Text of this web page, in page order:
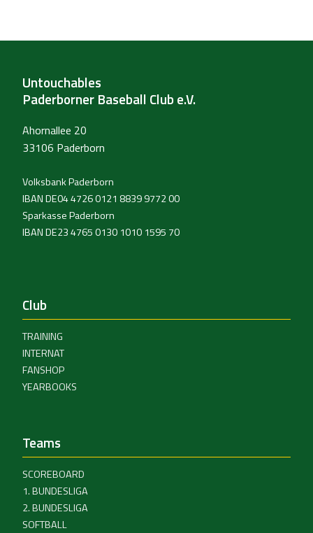
Untouchables
Paderborner Baseball Club e.V.
Ahornallee 20
33106 Paderborn
Volksbank Paderborn
IBAN DE04 4726 0121 8839 9772 00
Sparkasse Paderborn
IBAN DE23 4765 0130 1010 1595 70
Club
TRAINING
INTERNAT
FANSHOP
YEARBOOKS
Teams
SCOREBOARD
1. BUNDESLIGA
2. BUNDESLIGA
SOFTBALL